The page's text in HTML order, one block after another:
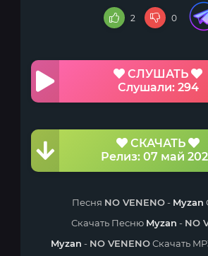
2 0
СЛУШАТЬ
Слушали: 294
СКАЧАТЬ
Релиз: 07 май
Песня NO VENENO- Myzan
Скачать Песню Myzan - NO
Myzan - NO VENENOСкачать